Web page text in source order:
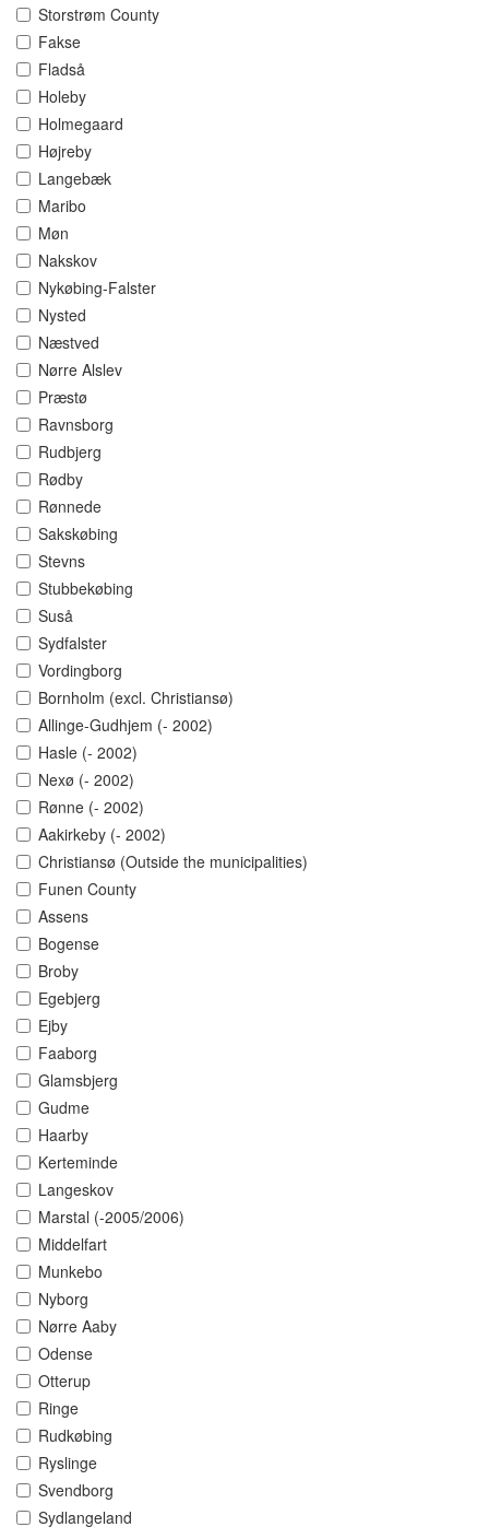
Storstrøm County
Fakse
Fladså
Holeby
Holmegaard
Højreby
Langebæk
Maribo
Møn
Nakskov
Nykøbing-Falster
Nysted
Næstved
Nørre Alslev
Præstø
Ravnsborg
Rudbjerg
Rødby
Rønnede
Sakskøbing
Stevns
Stubbekøbing
Suså
Sydfalster
Vordingborg
Bornholm (excl. Christiansø)
Allinge-Gudhjem (- 2002)
Hasle (- 2002)
Nexø (- 2002)
Rønne (- 2002)
Aakirkeby (- 2002)
Christiansø (Outside the municipalities)
Funen County
Assens
Bogense
Broby
Egebjerg
Ejby
Faaborg
Glamsbjerg
Gudme
Haarby
Kerteminde
Langeskov
Marstal (-2005/2006)
Middelfart
Munkebo
Nyborg
Nørre Aaby
Odense
Otterup
Ringe
Rudkøbing
Ryslinge
Svendborg
Sydlangeland